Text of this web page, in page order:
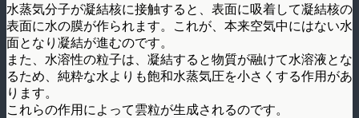
水蒸気分子が凝結核に接触すると、表面に吸着して凝結核の
表面に水の膜が作られます。これが、本来空気中にはない水
面となり凝結が進むのです。
また、水溶性の粒子は、凝結すると物質が融けて水溶液とな
るため、純粋な水よりも飽和水蒸気圧を小さくする作用があ
ります。
これらの作用によって雲粒が生成されるのです。